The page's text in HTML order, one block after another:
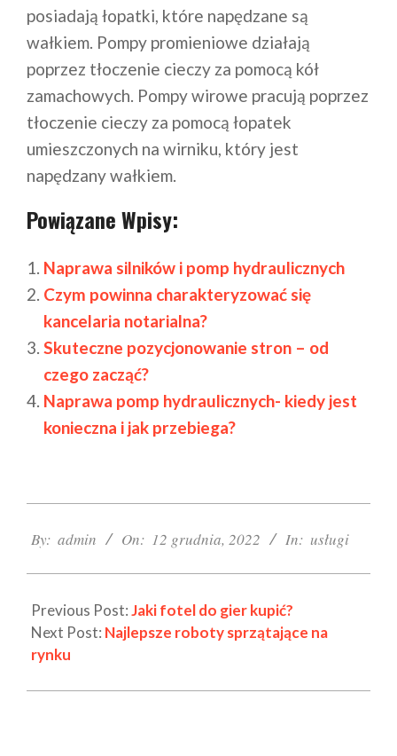
posiadają łopatki, które napędzane są
wałkiem. Pompy promieniowe działają
poprzez tłoczenie cieczy za pomocą kół
zamachowych. Pompy wirowe pracują poprzez
tłoczenie cieczy za pomocą łopatek
umieszczonych na wirniku, który jest
napędzany wałkiem.
Powiązane Wpisy:
Naprawa silników i pomp hydraulicznych
Czym powinna charakteryzować się
kancelaria notarialna?
Skuteczne pozycjonowanie stron – od
czego zacząć?
Naprawa pomp hydraulicznych- kiedy jest
konieczna i jak przebiega?
12-
By: admin On: 12 grudnia, 2022 In: usługi
Previous Post:Jaki fotel do gier kupić?
Next Post: Najlepsze roboty sprzątające na
rynku